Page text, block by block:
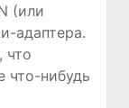
(или
адаптера.
что
что-нибудь